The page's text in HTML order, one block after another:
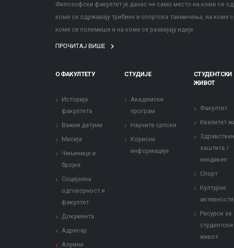
Филозофски факултет је данас не само место на коме се
коме се одржавају трибине и спортска такмичења, на коме
коме се полемише и на коме се развијају идеје.
ПРОЧИТАЈ ВИШЕ
О ФАКУЛТЕТУ
Историја
факултета
Важни датуми
Мисија
Чињенице и
бројке
Социјална
одговорност и
факултет
Документа
Адресар
Алумни
СТУДИЈЕ
Академски
програм
Научите српски
Корисне
информације
СТУДЕНТСКИ
ЖИВОТ
Факултет
Квалитет
заштита /
хендикеп
Спорт
Културне
активности
Ресурси за
студентски
живот